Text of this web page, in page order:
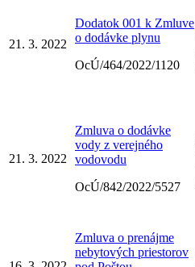
21. 3. 2022
Dodatok 001 k Zmluve
o dodávke plynu
OcÚ/464/2022/1120
21. 3. 2022
Zmluva o dodávke
vody z verejného
vodovodu
OcÚ/842/2022/5527
Zmluva o prenájme
nebytových priestorov